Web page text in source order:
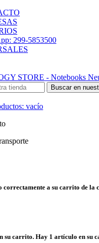
299-5853500
Buscar en
vacío
correctamente a su carrito de la
su carrito. Hay 1 artículo en su